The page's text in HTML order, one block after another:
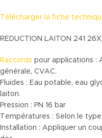
Télécharger la fiche
REDUCTION LAITON 241
Raccords pour applications :
générale, CVAC.
Fluides : Eau potable, eau
laiton.
Pression : PN 16 bar
Températures : Selon le
Installation : Appliquer un